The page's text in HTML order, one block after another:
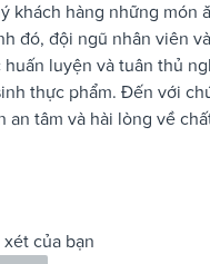
khách hàng những món
đó, đội ngũ nhân viên
luyện và tuân thủ
thực phẩm. Đến với
an tâm và hài lòng về
của bạn